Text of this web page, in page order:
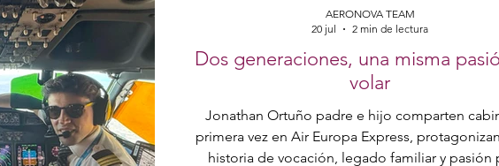
LinkedIn
Dos generaciones, una misma
volar
Jonathan Ortuño padre e hijo comparten cabina por
primera vez en Air Europa Express,
historia de vocación, legado familiar y pasión
AERONOVA TEAM
20 jul
2 min de lectura